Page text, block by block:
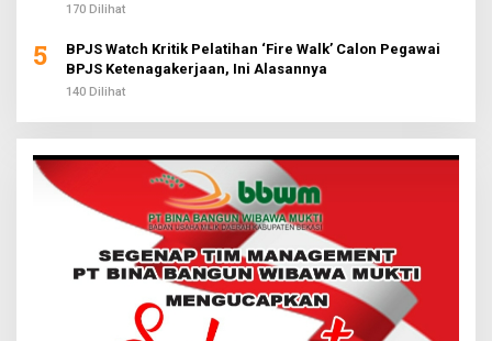
170 Dilihat
5
BPJS Watch Kritik Pelatihan ‘Fire Walk’ Calon Pegawai
BPJS Ketenagakerjaan, Ini Alasannya
140 Dilihat